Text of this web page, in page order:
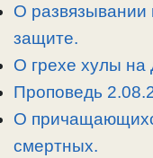
a
m
o
k
и
ь
О развязывании
защите.
О грехе хулы на
Проповедь
О
смертных.